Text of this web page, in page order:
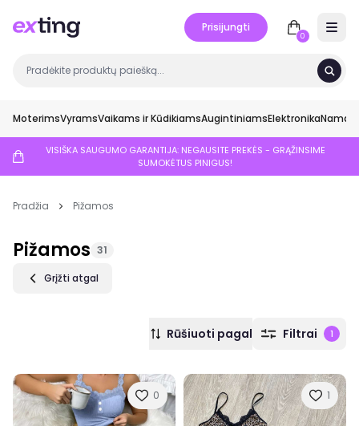
Prisijungti
0
MoterimsVyramsVaikams ir KūdikiamsAugintiniamsElektronikaNamai
VISIŠKA SAUGUMO GARANTIJA: NEGAUSITE PREKĖS - GRĄŽINSIME
SUMOKĖTUS PINIGUS!
Pradžia Pižamos
Pižamos 31
Grįžti atgal
Rūšiuoti pagal Filtrai 1
0 1